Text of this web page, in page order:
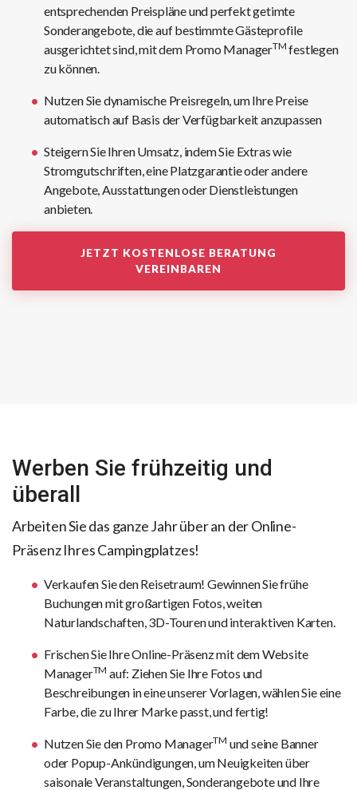
entsprechenden Preispläne und perfekt getimte
Sonderangebote, die auf bestimmte Gästeprofile
ausgerichtet sind, mit dem Promo ManagerTM festlegen
zu können.
Nutzen Sie dynamische Preisregeln, um Ihre Preise
automatisch auf Basis der Verfügbarkeit anzupassen
Steigern Sie Ihren Umsatz, indem Sie Extras wie
Stromgutschriften, eine Platzgarantie oder andere
Angebote, Ausstattungen oder Dienstleistungen
anbieten.
JETZT KOSTENLOSE BERATUNG
VEREINBAREN
Werben Sie frühzeitig und
überall
Arbeiten Sie das ganze Jahr über an der Online-
Präsenz Ihres Campingplatzes!
Verkaufen Sie den Reisetraum! Gewinnen Sie frühe
Buchungen mit großartigen Fotos, weiten
Naturlandschaften, 3D-Touren und interaktiven Karten.
Frischen Sie Ihre Online-Präsenz mit dem Website
ManagerTM auf: Ziehen Sie Ihre Fotos und
Beschreibungen in eine unserer Vorlagen, wählen Sie eine
Farbe, die zu Ihrer Marke passt, und fertig!
Nutzen Sie den Promo ManagerTM und seine Banner
oder Popup-Ankündigungen, um Neuigkeiten über
saisonale Veranstaltungen, Sonderangebote und Ihre